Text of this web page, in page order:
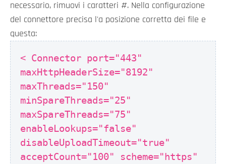
necessario, rimuovi i caratteri #. Nella configurazione
del connettore precisa l'a posizione corretta dei file e
questa:
< Connector port="443"
maxHttpHeaderSize="8192"
maxThreads="150"
minSpareThreads="25"
maxSpareThreads="75"
enableLookups="false"
disableUploadTimeout="true"
acceptCount="100" scheme="https"